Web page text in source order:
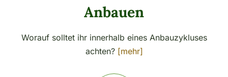
Anbauen
Worauf solltet ihr innerhalb eines Anbauzykluses
achten? [mehr]